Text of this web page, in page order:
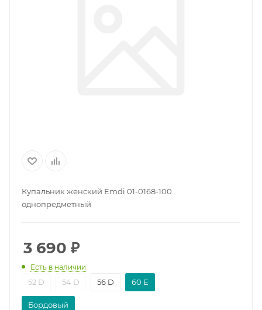
Купальник женский Emdi 01-0168-100
однопредметный
3 690 ₽
Есть в наличии
52 D 54 D 56 D 60 E
Бордовый